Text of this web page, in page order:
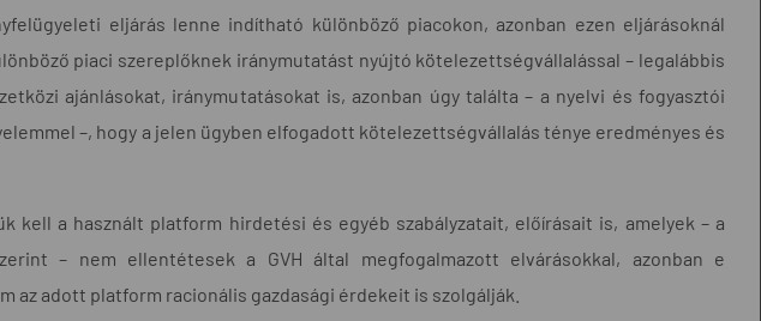
eljárás lenne indítható különböző piacokon, azonban ezen eljárásoknál
piaci szereplőknek iránymutatást nyújtó kötelezettségvállalással – legalábbis
ajánlásokat, iránymutatásokat is, azonban úgy találta – a nyelvi és fogyasztói
–, hogy a jelen ügyben elfogadott kötelezettségvállalás ténye eredményes és
kell a használt platform hirdetési és egyéb szabályzatait, előírásait is, amelyek – a
– nem ellentétesek a GVH által megfogalmazott elvárásokkal, azonban e
az adott platform racionális gazdasági érdekeit is szolgálják.